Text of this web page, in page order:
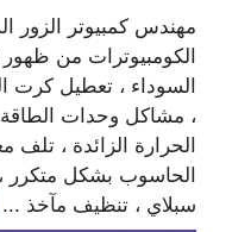
مهندس كمبيوتر الزور
الكومبيوترات من
السوداء ، تعطيل كرت
، مشاكل وحدات الطاقة
الحرارة الزائدة ، تلف
الحاسوب بشكل متكرر ،
سبلاي ، تنظيف مآخذ ...